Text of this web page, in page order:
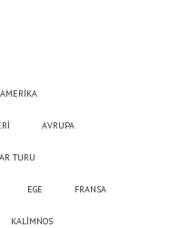
AMERİKA
AVRUPA
TURU
EGE FRANSA
KALİMNOS